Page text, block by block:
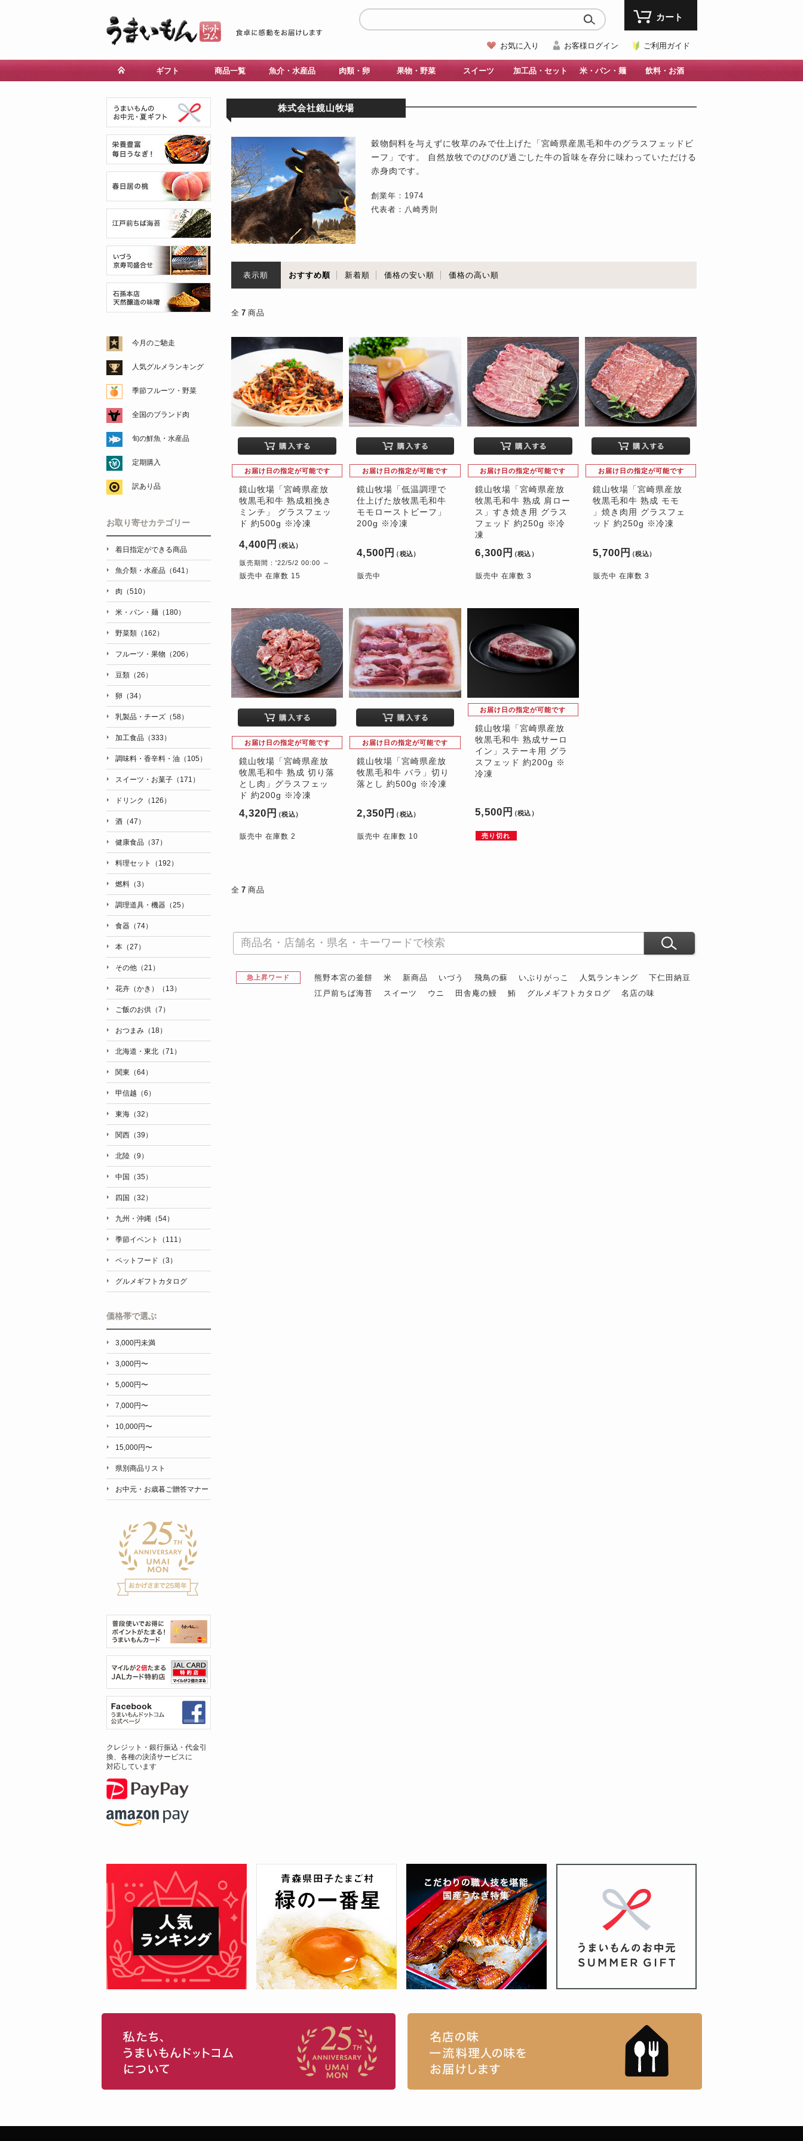
お気に入り お客様ログイン ご利用ガイド
カート
ギフト 商品一覧 魚介・水産品 肉類・卵 果物・野菜 スイーツ 加工品・セット 米・パン・麺 飲料・お酒
株式会社鏡山牧場
穀物飼料を与えずに牧草のみで仕上げた「宮崎県産黒毛和牛のグラスフェッドビ
ーフ」です。 自然放牧でのびのび過ごした牛の旨味を存分に味わっていただける
赤身肉です。
創業年：1974
代表者：八崎秀則
表示順 おすすめ順 新着順 価格の安い順 価格の高い順
全 7 商品
お届け日の指定が可能です
鏡山牧場「宮崎県産放
牧黒毛和牛 熟成粗挽き
ミンチ」 グラスフェッ
ド 約500g ※冷凍
4,400円（税込）
販売期間：'22/5/2 00:00 ～
販売中 在庫数 15
お届け日の指定が可能です
鏡山牧場「低温調理で
仕上げた放牧黒毛和牛
モモローストビーフ」
200g ※冷凍
4,500円 （税込）
販売中
お届け日の指定が可能です
鏡山牧場「宮崎県産放
牧黒毛和牛 熟成 肩ロー
ス」すき焼き用 グラス
フェッド 約250g ※冷
凍
6,300円（税込）
販売中 在庫数 3
お届け日の指定が可能です
鏡山牧場「宮崎県産放
牧黒毛和牛 熟成 モモ
」焼き肉用 グラスフェ
ッド 約250g ※冷凍
5,700円 （税込）
販売中 在庫数 3
お届け日の指定が可能です
鏡山牧場「宮崎県産放
牧黒毛和牛 熟成 切り落
とし肉」グラスフェッ
ド 約200g ※冷凍
4,320円（税込）
販売中 在庫数 2
お届け日の指定が可能です
鏡山牧場「宮崎県産放
牧黒毛和牛 バラ」切り
落とし 約500g ※冷凍
2,350円 （税込）
販売中 在庫数 10
お届け日の指定が可能です
鏡山牧場「宮崎県産放
牧黒毛和牛 熟成サーロ
イン」ステーキ用 グラ
スフェッド 約200g ※
冷凍
5,500円（税込）
売り切れ
全 7 商品
急上昇ワード 熊野本宮の釜餅 米 新商品 いづう 飛鳥の蘇 いぶりがっこ 人気ランキング
下仁田納豆
江戸前ちば海苔
スイーツ ウニ 田舎庵の鰻 鮪 グルメギフトカタログ 名店の味
今月のご馳走
人気グルメランキング
季節フルーツ・野菜
全国のブランド肉
旬の鮮魚・水産品
定期購入
訳あり品
お取り寄せカテゴリー
着日指定ができる商品
魚介類・水産品（641）
肉（510）
米・パン・麺（180）
野菜類（162）
フルーツ・果物（206）
豆類（26）
卵（34）
乳製品・チーズ（58）
加工食品（333）
調味料・香辛料・油（105）
スイーツ・お菓子（171）
ドリンク（126）
酒（47）
健康食品（37）
料理セット（192）
燃料（3）
調理道具・機器（25）
食器（74）
本（27）
その他（21）
花卉（かき）（13）
ご飯のお供（7）
おつまみ（18）
北海道・東北（71）
関東（64）
甲信越（6）
東海（32）
関西（39）
北陸（9）
中国（35）
四国（32）
九州・沖縄（54）
季節イベント（111）
ペットフード（3）
グルメギフトカタログ
価格帯で選ぶ
3,000円未満
3,000円〜
5,000円〜
7,000円〜
10,000円〜
15,000円〜
県別商品リスト
お中元・お歳暮ご贈答マナー
クレジット・銀行振込・代金引
換、各種の決済サービスに
対応しています